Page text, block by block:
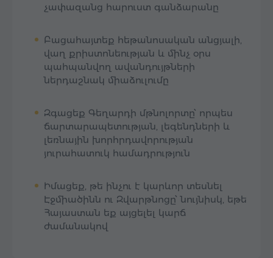
չափազանց հարուստ գանձարանը
Բացահայտեք հեթանոսական անցյալի,
վաղ քրիստոնեության և մինչ օրս
պահպանվող ավանդույթների
ներդաշնակ միաձուլումը
Զգացեք Գեղարդի մթնոլորտը՝ որպես
ճարտարապետության, լեգենդների և
լեռնային խորհրդավորության
յուրահատուկ համադրություն
Իմացեք, թե ինչու է կարևոր տեսնել
Էջմիածինն ու Զվարթնոցը՝ նույնիսկ, եթե
Հայաստան եք այցելել կարճ
ժամանակով